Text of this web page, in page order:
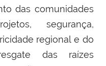
das comunidades
segurança,
regional e do
das raízes